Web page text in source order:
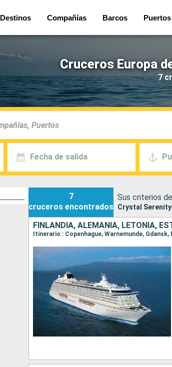
Destinos Compañías Barcos Puertos
Cruceros Europa
7
Fecha de salida
7
cruceros encontrados
Sus criterios
Crystal
FINLANDIA, ALEMANIA, LETONIA,
Itinerario : Copenhague, Warnemunde,